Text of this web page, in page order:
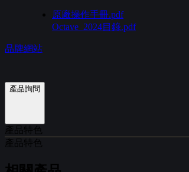
原廠操作手冊.pdf
Octave_2024目錄.pdf
品牌網站
產品詢問
產品特色
產品特色